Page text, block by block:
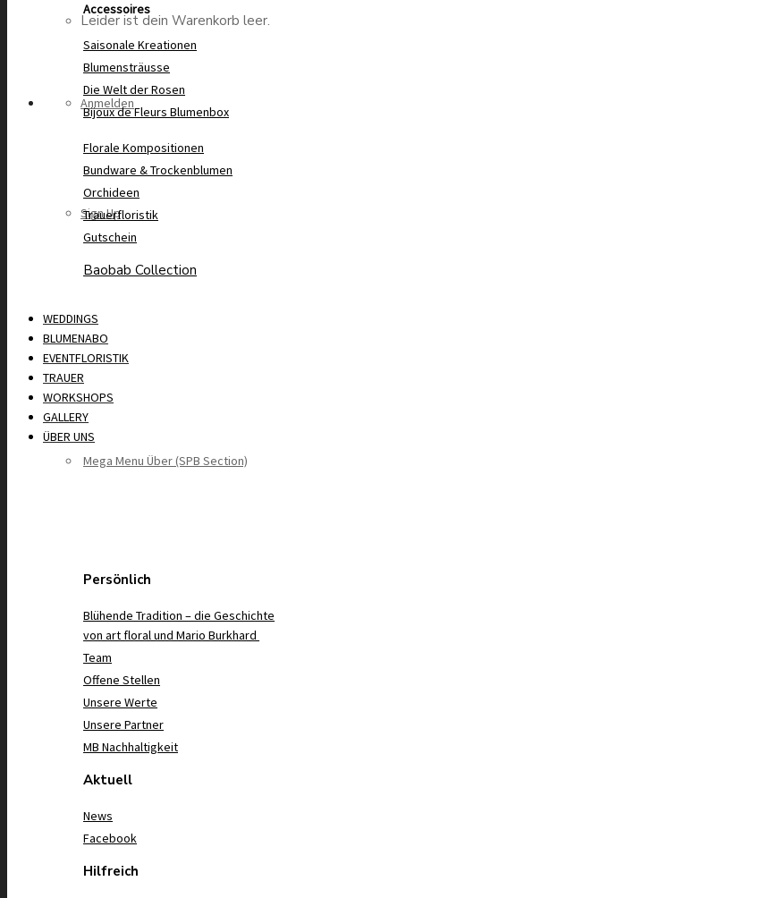
Leider ist dein Warenkorb leer.
Anmelden
Sign Up
Accessoires
Saisonale Kreationen
Blumensträusse
Die Welt der Rosen
Bijoux de Fleurs Blumenbox
Florale Kompositionen
Bundware & Trockenblumen
Orchideen
Trauerfloristik
Gutschein
Baobab Collection
WEDDINGS
BLUMENABO
EVENTFLORISTIK
TRAUER
WORKSHOPS
GALLERY
ÜBER UNS
Mega Menu Über (SPB Section)
Persönlich
Blühende Tradition – die Geschichte
von art floral und Mario Burkhard
Team
Offene Stellen
Unsere Werte
Unsere Partner
MB Nachhaltigkeit
Aktuell
News
Facebook
Hilfreich